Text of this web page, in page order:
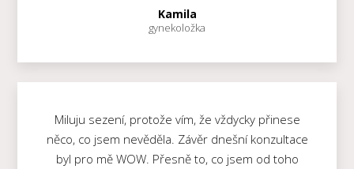
Kamila
gynekoložka
Miluju sezení, protože vím, že vždycky přinese
něco, co jsem nevěděla. Závěr dnešní konzultace
byl pro mě WOW. Přesně to, co jsem od toho